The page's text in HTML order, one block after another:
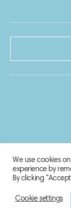
© 2020-2021
We use cookies
experience by
By clicking
Cookie settings